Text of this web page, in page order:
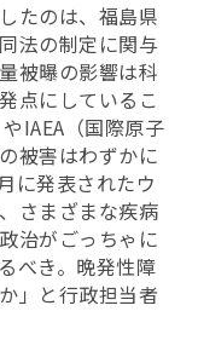
たのは、福島県
法の制定に関与
被曝の影響は科
点にしているこ
IAEA（国際原子
被害はわずかに
に発表されたウ
さまざまな疾病
治がごっちゃに
べき。晩発性障
」と行政担当者